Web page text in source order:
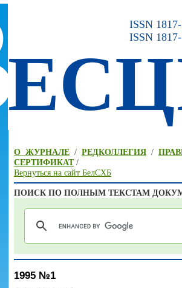
ISSN
ISSN
О ЖУРНАЛЕ/ РЕДКОЛЛЕГИЯ/
СЕРТИФИКАТ/
Вернуться на сайт БелСХБ
ПОИСК ПО ПОЛНЫМ ТЕКСТАМ
1995 №1